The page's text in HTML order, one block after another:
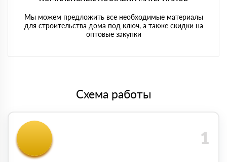
Мы можем предложить все необходимые материалы
для строительства дома под ключ, а также скидки на
оптовые закупки
Схема работы